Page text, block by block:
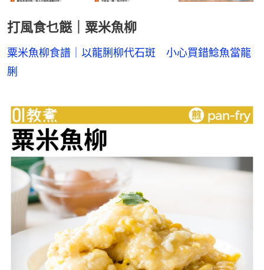
打風食乜餸｜粟米魚柳
粟米魚柳食譜｜以龍脷柳代石斑　小心買錯鯰魚當龍
脷